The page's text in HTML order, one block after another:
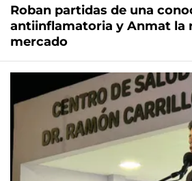
Roban partidas de una
antiinflamatoria y Anmat la
mercado